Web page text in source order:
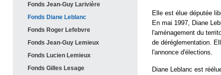
Fonds Jean-Guy Larivière
Fonds Diane Leblanc
Fonds Roger Lefebvre
Fonds Jean-Guy Lemieux
Fonds Lucien Lemieux
Fonds Gilles Lesage
Elle est élue députée
En mai 1997, Diane
l'aménagement du
de déréglementation.
l'annonce d'élections.
Diane Leblanc est